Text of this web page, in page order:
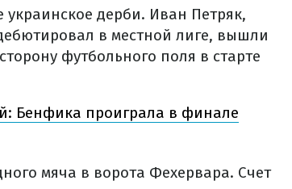
украинское дерби. Иван Петряк,
в местной лиге, вышли
футбольного поля в старте
Бенфика проиграла в финале
мяча в ворота Фехервара. Счет